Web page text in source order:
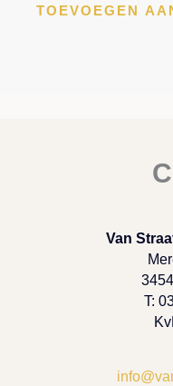
koeken
TOEVOEGEN
Van
T: